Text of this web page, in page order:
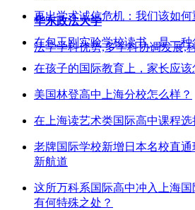
华东政法大学
法学学科优势,多学科协调发展,
再出学术诚信危机：我们该如何
在包玉刚实验学校读书，是一种
在孩子的国际教育上，家长应该
美国林登高中上海分校怎么样？
在上海读艺术类国际高中课程选
老牌国际学校新增日本名校直
新航道
这所万科系国际高中冲入上海
有何特殊之处？